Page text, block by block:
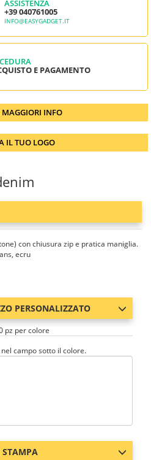
ASSISTENZA
+39 040761005
INFO@EASYGADGET.IT
E PAGAMENTO
MAGGIORI INFO
IL TUO LOGO
con chiusura zip e pratica maniglia.
ecru
PERSONALIZZATO
pz per colore
campo sotto il colore.